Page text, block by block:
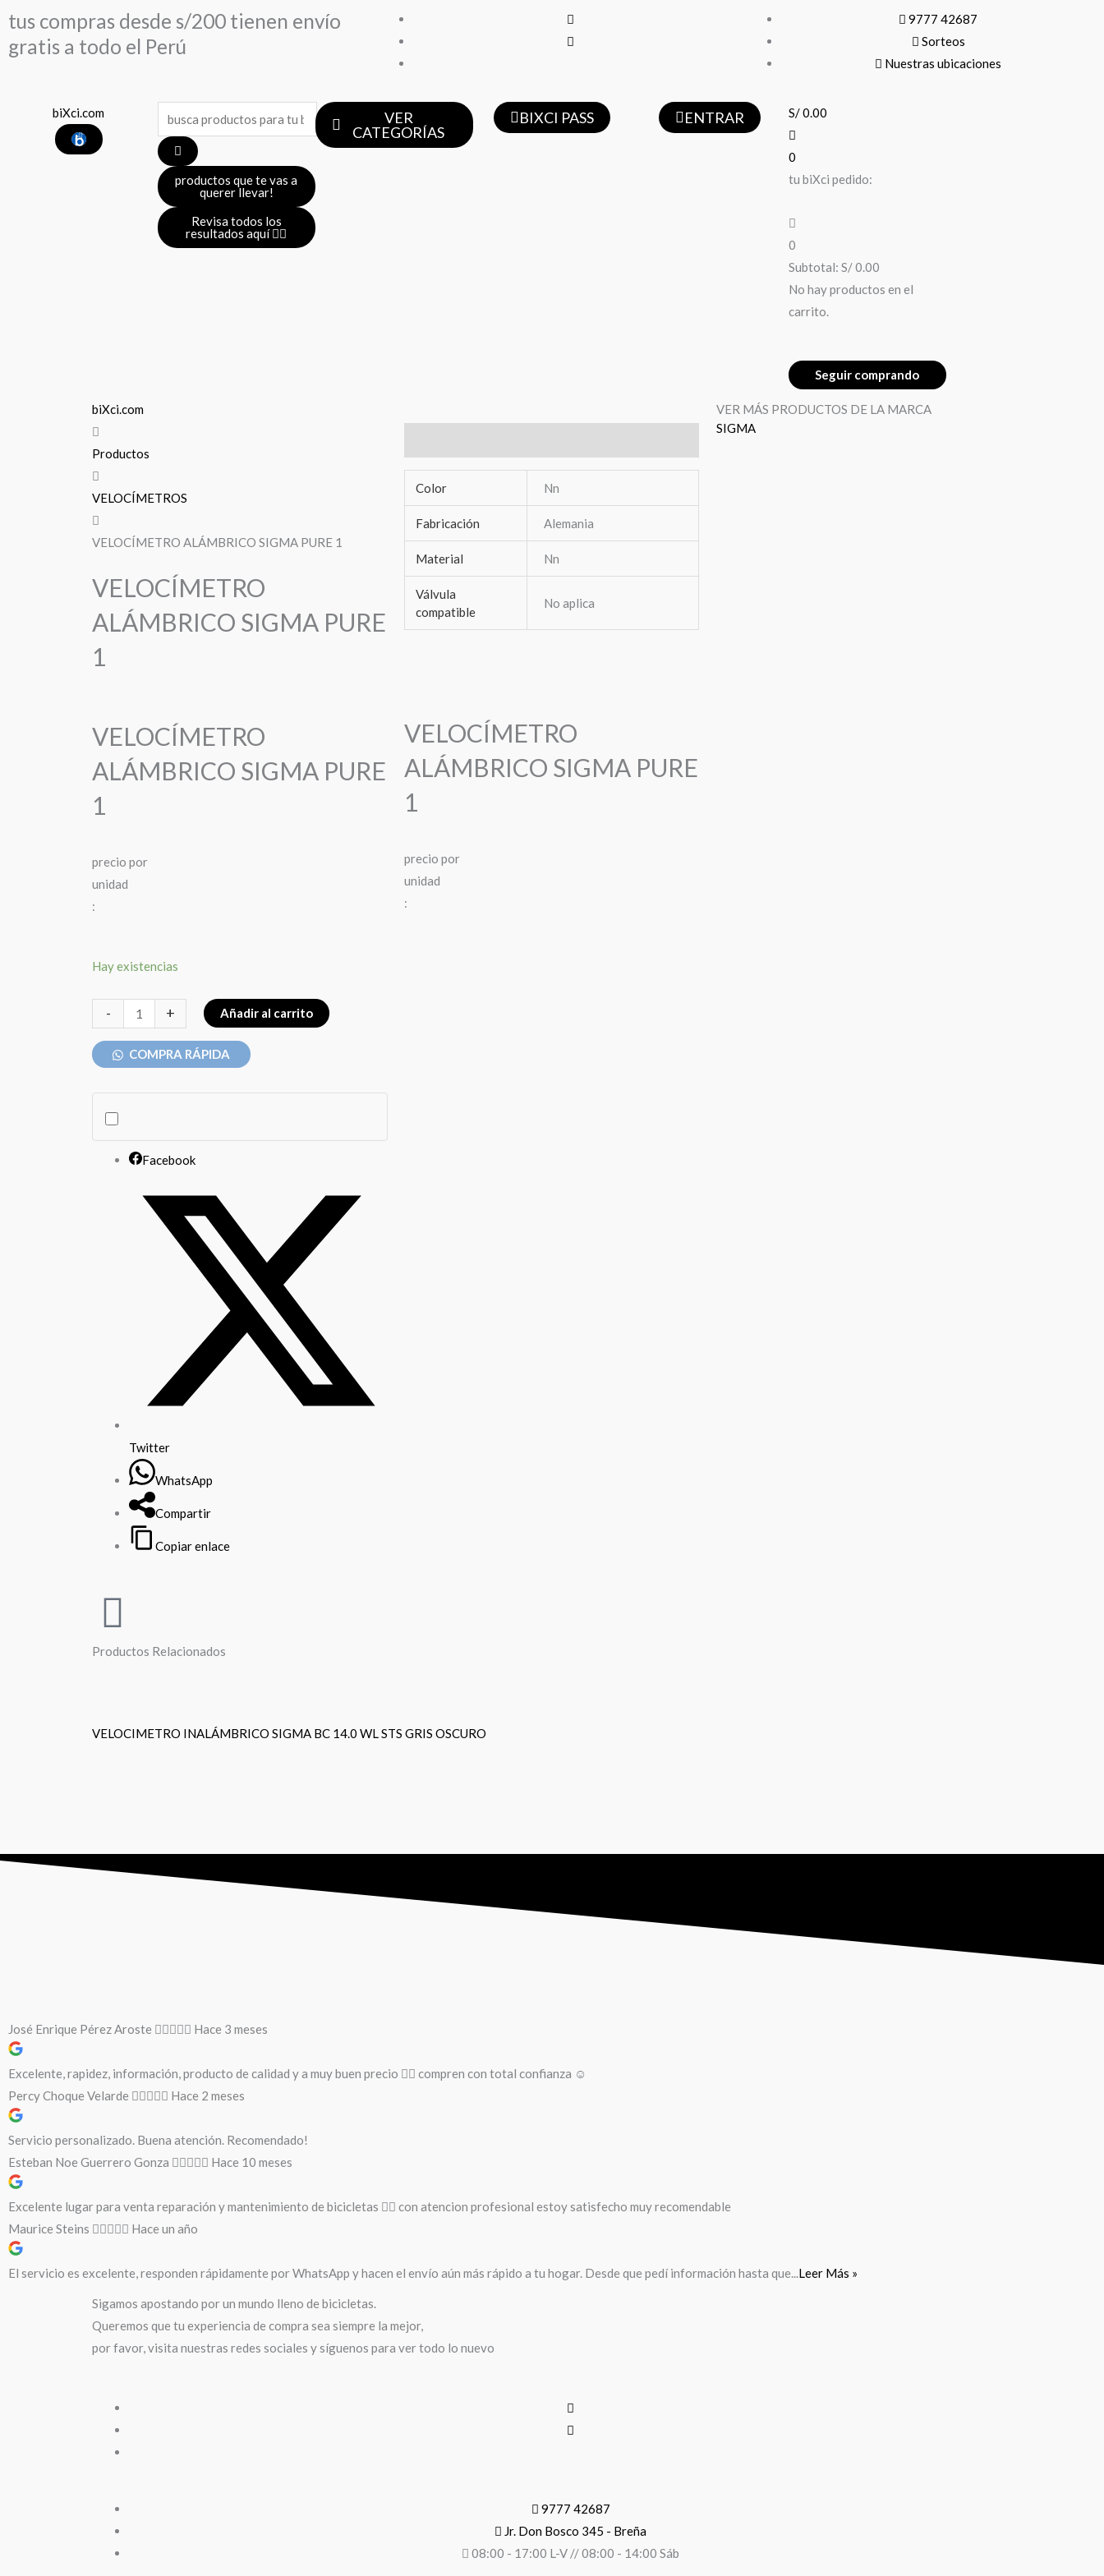
contenido
tus compras desde s/200 tienen envío
gratis a todo el Perú
9777 42687
Sorteos
Nuestras ubicaciones
biXci.com
...
productos que te vas a
querer llevar!
Revisa todos los
resultados aquí 👈🏼
VER
CATEGORÍAS
BIXCI PASS ENTRAR S/0.00
0
tu biXci pedido:
0
Subtotal: S/0.00
No hay productos en el
carrito.
Seguir comprando
biXci.com
Productos
VELOCÍMETROS
VELOCÍMETRO ALÁMBRICO SIGMA PURE 1
VELOCÍMETRO
ALÁMBRICO SIGMA PURE
1
VELOCÍMETRO
ALÁMBRICO SIGMA PURE
1
precio por
unidad
:
Hay existencias
-
VELOCÍMETRO
PURE
1
+ Añadir al carrito
COMPRA RÁPIDA
Facebook
Twitter
WhatsApp
Compartir
Copiar enlace
Color Nn
Fabricación Alemania
Material Nn
Válvula
compatible
No aplica
VELOCÍMETRO
ALÁMBRICO SIGMA PURE
1
precio por
unidad
:
VER MÁS PRODUCTOS DE LA MARCA
SIGMA
Productos Relacionados
VELOCIMETRO INALÁMBRICO SIGMA BC 14.0 WL STS GRIS OSCURO
José Enrique Pérez Aroste Hace 3 meses
Excelente, rapidez, información, producto de calidad y a muy buen precio 👌🏻 compren con total confianza ☺️
Percy Choque Velarde
Hace 2 meses
Servicio personalizado. Buena atención. Recomendado!
Esteban Noe Guerrero Gonza
Hace 10 meses
Excelente lugar para venta reparación y mantenimiento de bicicletas 🚵‍♀️ con atencion profesional estoy satisfecho muy recomendable
Maurice Steins
Hace un año
El servicio es excelente, responden rápidamente por WhatsApp y hacen el envío aún más rápido a tu hogar. Desde que pedí información hasta que... Leer Más »
Sigamos apostando por un mundo lleno de bicicletas.
Queremos que tu experiencia de compra sea siempre la mejor,
por favor, visita nuestras redes sociales y síguenos para ver todo lo nuevo
9777 42687
Jr. Don Bosco 345 - Breña
08:00 - 17:00 L-V // 08:00 - 14:00 Sáb